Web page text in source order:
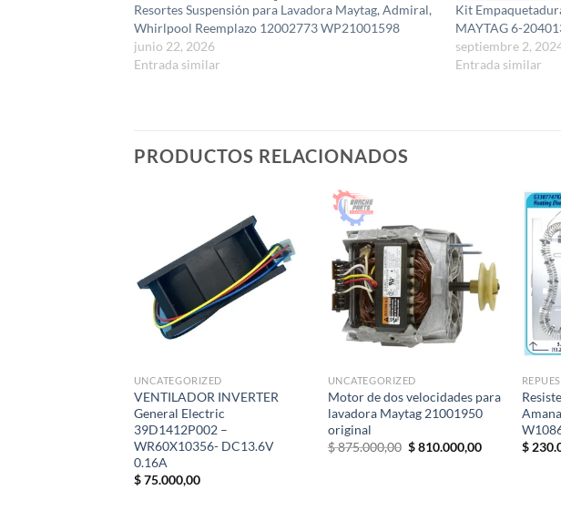
Resortes Suspensión para Lavadora Maytag, Admiral,
Whirlpool Reemplazo 12002773 WP21001598
junio 22, 2026
Entrada similar
Kit
MAYTAG 6-
septiembre 2,
Entrada similar
PRODUCTOS RELACIONADOS
UNCATEGORIZED
VENTILADOR INVERTER
General Electric
39D1412P002 –
WR60X10356- DC13.6V
0.16A
$75.000,00
UNCATEGORIZED
Motor de dos velocidades para
lavadora Maytag 21001950
original
$875.000,00 El
$810.000,00El
$